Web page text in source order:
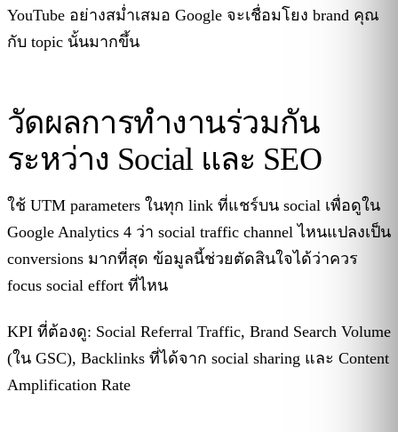
YouTube อย่างสม่ำเสมอ Google จะเชื่อมโยง brand คุณ
กับ topic นั้นมากขึ้น
วัดผลการทำงานร่วมกัน
ระหว่าง Social และ SEO
ใช้ UTM parameters ในทุก link ที่แชร์บน social เพื่อดูใน
Google Analytics 4 ว่า social traffic channel ไหนแปลงเป็น
conversions มากที่สุด ข้อมูลนี้ช่วยตัดสินใจได้ว่าควร
focus social effort ที่ไหน
KPI ที่ต้องดู: Social Referral Traffic, Brand Search Volume
(ใน GSC), Backlinks ที่ได้จาก social sharing และ Content
Amplification Rate